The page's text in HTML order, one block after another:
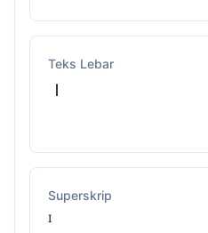
Teks Lebar
Ｉ
Superskrip
ᴵ